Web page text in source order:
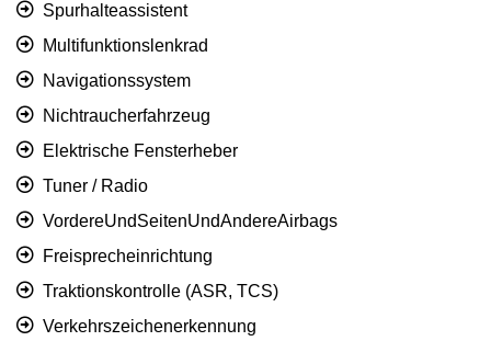
Spurhalteassistent
Multifunktionslenkrad
Navigationssystem
Nichtraucherfahrzeug
Elektrische Fensterheber
Tuner / Radio
VordereUndSeitenUndAndereAirbags
Freisprecheinrichtung
Traktionskontrolle (ASR, TCS)
Verkehrszeichenerkennung